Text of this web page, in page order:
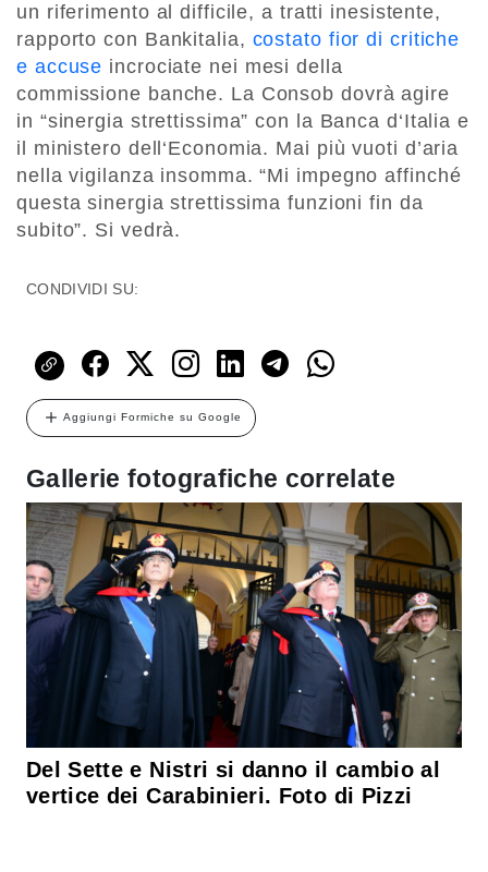
un riferimento al difficile, a tratti inesistente,
rapporto con Bankitalia, costato fior di critiche
e accuse incrociate nei mesi della
commissione banche. La Consob dovrà agire
in “sinergia strettissima” con la Banca d‘Italia e
il ministero dell‘Economia. Mai più vuoti d’aria
nella vigilanza insomma. “Mi impegno affinché
questa sinergia strettissima funzioni fin da
subito”. Si vedrà.
CONDIVIDI SU:
Aggiungi Formiche su Google
Gallerie fotografiche correlate
Del Sette e Nistri si danno il cambio al
vertice dei Carabinieri. Foto di Pizzi